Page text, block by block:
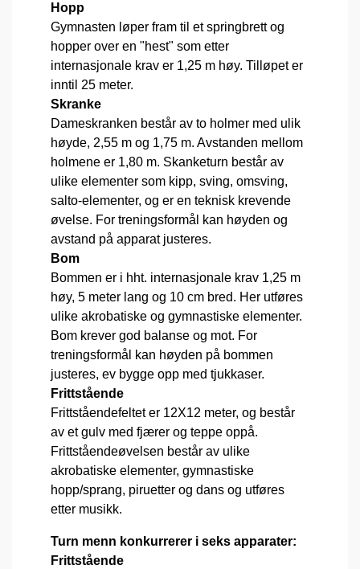
Hopp
Gymnasten løper fram til et springbrett og
hopper over en "hest" som etter
internasjonale krav er 1,25 m høy. Tilløpet er
inntil 25 meter.
Skranke
Dameskranken består av to holmer med ulik
høyde, 2,55 m og 1,75 m. Avstanden mellom
holmene er 1,80 m. Skanketurn består av
ulike elementer som kipp, sving, omsving,
salto-elementer, og er en teknisk krevende
øvelse. For treningsformål kan høyden og
avstand på apparat justeres.
Bom
Bommen er i hht. internasjonale krav 1,25 m
høy, 5 meter lang og 10 cm bred. Her utføres
ulike akrobatiske og gymnastiske elementer.
Bom krever god balanse og mot. For
treningsformål kan høyden på bommen
justeres, ev bygge opp med tjukkaser.
Frittstående
Frittståendefeltet er 12X12 meter, og består
av et gulv med fjærer og teppe oppå.
Frittståendeøvelsen består av ulike
akrobatiske elementer, gymnastiske
hopp/sprang, piruetter og dans og utføres
etter musikk.
Turn menn konkurrerer i seks apparater:
Frittstående